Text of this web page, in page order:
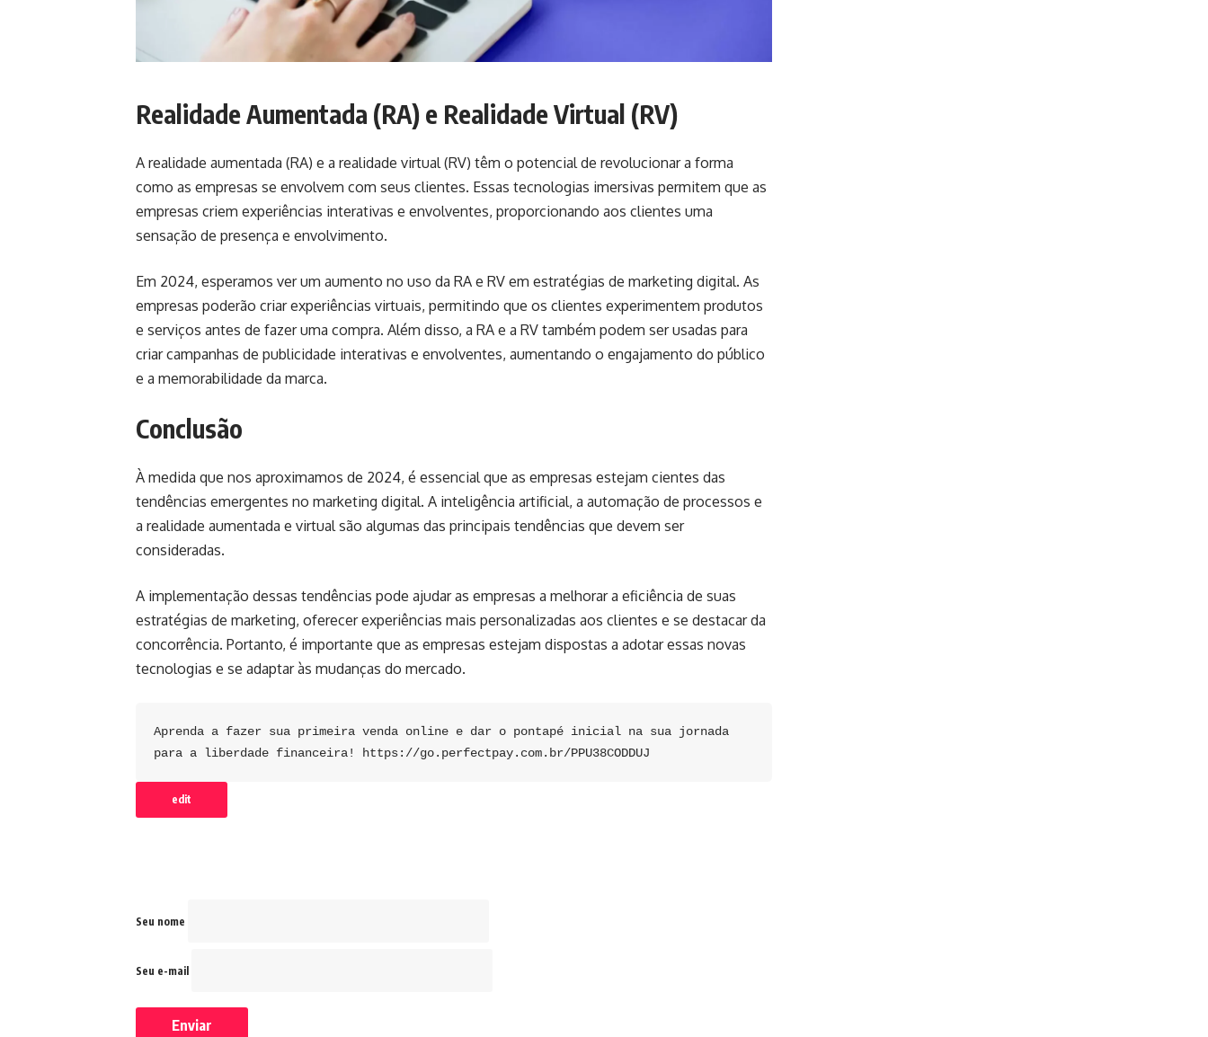
Realidade Aumentada (RA) e Realidade Virtual (RV)
A realidade aumentada (RA) e a realidade virtual (RV) têm o potencial de revolucionar a forma
como as empresas se envolvem com seus clientes. Essas tecnologias imersivas permitem que as
empresas criem experiências interativas e envolventes, proporcionando aos clientes uma
sensação de presença e envolvimento.
Em 2024, esperamos ver um aumento no uso da RA e RV em estratégias de marketing digital. As
empresas poderão criar experiências virtuais, permitindo que os clientes experimentem produtos
e serviços antes de fazer uma compra. Além disso, a RA e a RV também podem ser usadas para
criar campanhas de publicidade interativas e envolventes, aumentando o engajamento do público
e a memorabilidade da marca.
Conclusão
À medida que nos aproximamos de 2024, é essencial que as empresas estejam cientes das
tendências emergentes no marketing digital. A inteligência artificial, a automação de processos e
a realidade aumentada e virtual são algumas das principais tendências que devem ser
consideradas.
A implementação dessas tendências pode ajudar as empresas a melhorar a eficiência de suas
estratégias de marketing, oferecer experiências mais personalizadas aos clientes e se destacar da
concorrência. Portanto, é importante que as empresas estejam dispostas a adotar essas novas
tecnologias e se adaptar às mudanças do mercado.
Aprenda a fazer sua primeira venda online e dar o pontapé inicial na sua jornada
para a liberdade financeira! https://go.perfectpay.com.br/PPU38CODDUJ
edit
Seu nome
Seu e-mail